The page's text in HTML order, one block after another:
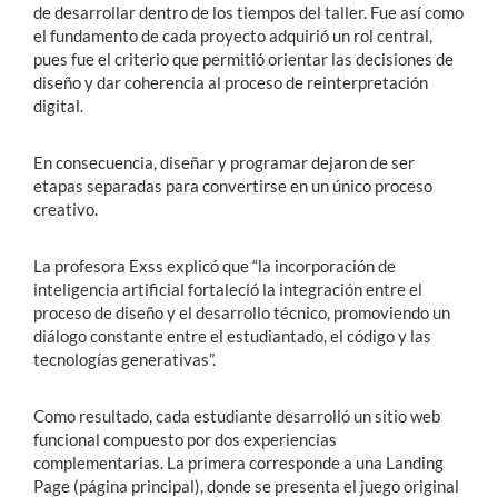
de desarrollar dentro de los tiempos del taller. Fue así como
el fundamento de cada proyecto adquirió un rol central,
pues fue el criterio que permitió orientar las decisiones de
diseño y dar coherencia al proceso de reinterpretación
digital.
En consecuencia, diseñar y programar dejaron de ser
etapas separadas para convertirse en un único proceso
creativo.
La profesora Exss explicó que “la incorporación de
inteligencia artificial fortaleció la integración entre el
proceso de diseño y el desarrollo técnico, promoviendo un
diálogo constante entre el estudiantado, el código y las
tecnologías generativas”.
Como resultado, cada estudiante desarrolló un sitio web
funcional compuesto por dos experiencias
complementarias. La primera corresponde a una Landing
Page (página principal), donde se presenta el juego original